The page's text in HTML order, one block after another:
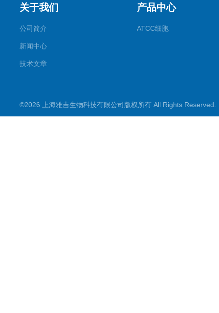
关于我们
公司简介
新闻中心
技术文章
产品中心
ATCC细胞
©2026 上海雅吉生物科技有限公司版权所有 All Rights